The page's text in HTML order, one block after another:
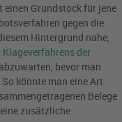
einen Grundstock für jene
gegen die
Hintergrund nahe,
der
abzuwarten, bevor man
könnte man eine Art
Belege
zusätzliche